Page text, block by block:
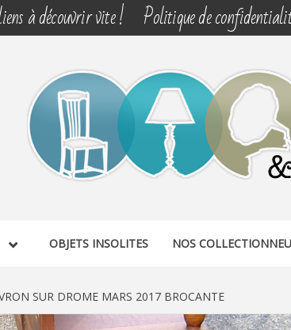
à découvrir vite ! Politique de
&
OBJETS INSOLITES NOS
SUR DROME MARS 2017 BROCANTE